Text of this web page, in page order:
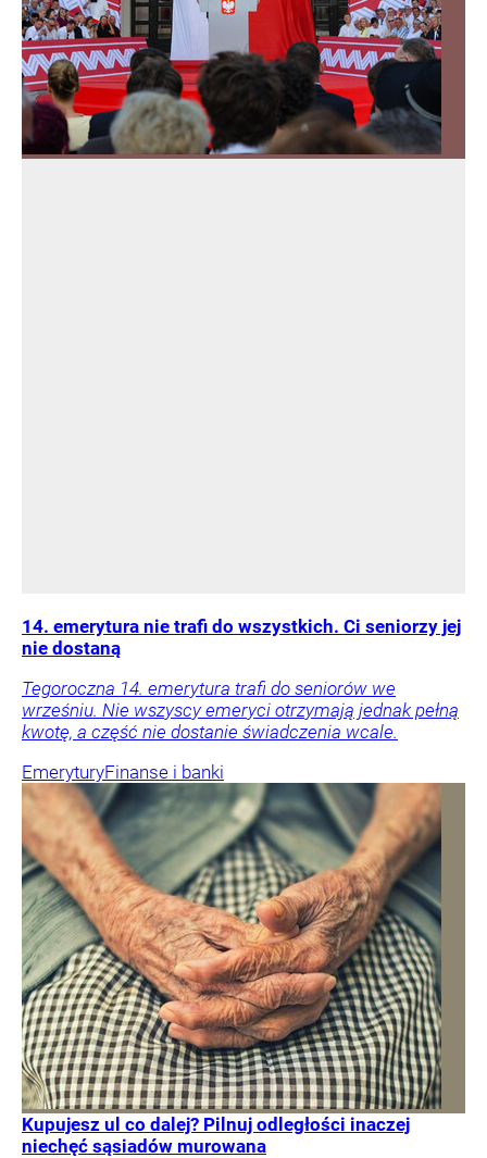
14. emerytura nie trafi do wszystkich. Ci seniorzy jej
nie dostaną
Tegoroczna 14. emerytura trafi do seniorów we
wrześniu. Nie wszyscy emeryci otrzymają jednak pełną
kwotę, a część nie dostanie świadczenia wcale.
EmeryturyFinanse i banki
Kupujesz ul co dalej? Pilnuj odległości inaczej
niechęć sąsiadów murowana